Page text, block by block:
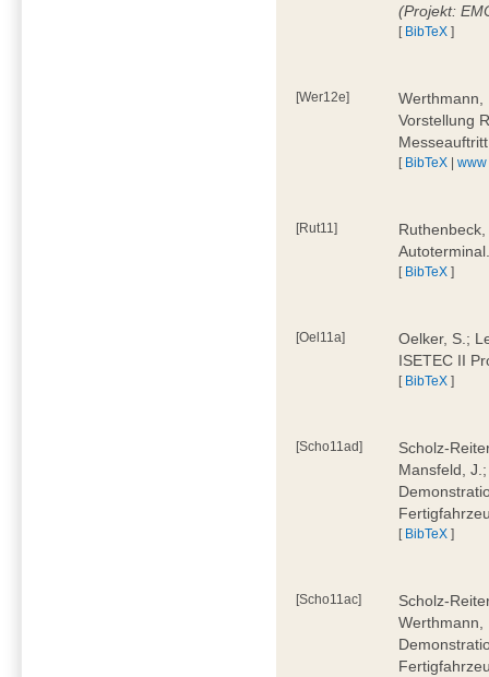
(Projekt:
[ BibTeX ]
[Wer12e]
Werthmann,
Vorstellung
[ BibTeX |www
[Rut11]
[ BibTeX ]
[Oel11a]
Oelker, S.;
ISETEC II
[ BibTeX ]
[Scho11ad]
Scholz-
Mansfeld,
[ BibTeX ]
[Scho11ac]
Scholz-
Werthmann,